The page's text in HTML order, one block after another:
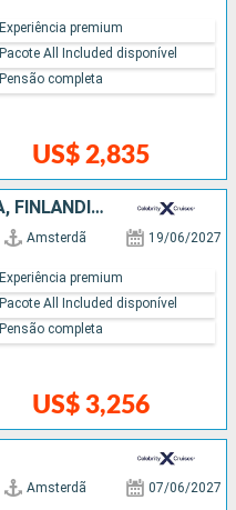
US$ 2,835
Experiência premium
Pacote All Included disponível
Pensão completa
ALEMANHA, SUÃCIA, ESTÃNIA, FINLÃNDIA, DINAMARCA, HOLANDA
Amsterdã 19/06/2027
US$ 3,256
Experiência premium
Pacote All Included disponível
Pensão completa
Amsterdã 07/06/2027